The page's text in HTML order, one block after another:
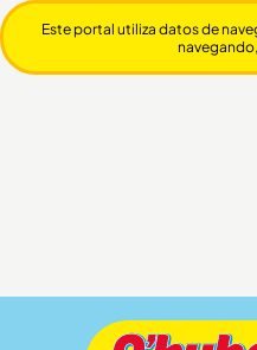
Este portal utiliza datos de